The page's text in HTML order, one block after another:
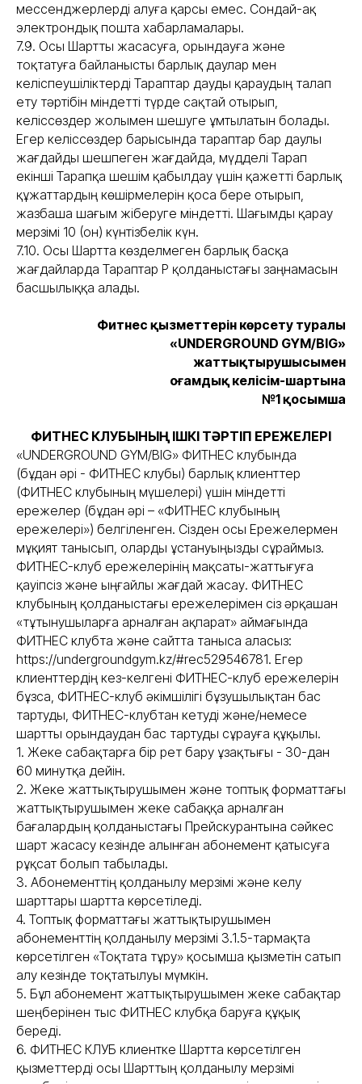
мессенджерлерді алуға қарсы емес. Сондай-ақ
электрондық пошта хабарламалары.
7.9. Осы Шартты жасасуға, орындауға және
тоқтатуға байланысты барлық даулар мен
келіспеушіліктерді Тараптар дауды қараудың талап
ету тәртібін міндетті түрде сақтай отырып,
келіссөздер жолымен шешуге ұмтылатын болады.
Егер келіссөздер барысында тараптар бар даулы
жағдайды шешпеген жағдайда, мүдделі Тарап
екінші Тарапқа шешім қабылдау үшін қажетті барлық
құжаттардың көшірмелерін қоса бере отырып,
жазбаша шағым жіберуге міндетті. Шағымды қарау
мерзімі 10 (он) күнтізбелік күн.
7.10. Осы Шартта көзделмеген барлық басқа
жағдайларда Тараптар ҚР қолданыстағы заңнамасын
басшылыққа алады.
Фитнес қызметтерін көрсету туралы
«UNDERGROUND GYM/BIG»
жаттықтырушысымен
Қоғамдық келісім-шартына
№1 қосымша
ФИТНЕС КЛУБЫНЫҢ ІШКІ ТӘРТІП ЕРЕЖЕЛЕРІ
«UNDERGROUND GYM/BIG» ФИТНЕС клубында
(бұдан әрі - ФИТНЕС клубы) барлық клиенттер
(ФИТНЕС клубының мүшелері) үшін міндетті
ережелер (бұдан әрі – «ФИТНЕС клубының
ережелері») белгіленген. Сізден осы Ережелермен
мұқият танысып, оларды ұстануыңызды сұраймыз.
ФИТНЕС-клуб ережелерінің мақсаты-жаттығуға
қауіпсіз және ыңғайлы жағдай жасау. ФИТНЕС
клубының қолданыстағы ережелерімен сіз әрқашан
«тұтынушыларға арналған ақпарат» аймағында
ФИТНЕС клубта және сайтта таныса аласыз:
https://undergroundgym.kz/#rec529546781. Егер
клиенттердің кез-келгені ФИТНЕС-клуб ережелерін
бұзса, ФИТНЕС-клуб әкімшілігі бұзушылықтан бас
тартуды, ФИТНЕС-клубтан кетуді және/немесе
шартты орындаудан бас тартуды сұрауға құқылы.
1. Жеке сабақтарға бір рет бару ұзақтығы - 30-дан
60 минутқа дейін.
2. Жеке жаттықтырушымен және топтық форматтағы
жаттықтырушымен жеке сабаққа арналған
бағалардың қолданыстағы Прейскурантына сәйкес
шарт жасасу кезінде алынған абонемент қатысуға
рұқсат болып табылады.
3. Абонементтің қолданылу мерзімі және келу
шарттары шартта көрсетіледі.
4. Топтық форматтағы жаттықтырушымен
абонементтің қолданылу мерзімі 3.1.5-тармақта
көрсетілген «Тоқтата тұру» қосымша қызметін сатып
алу кезінде тоқтатылуы мүмкін.
5. Бұл абонемент жаттықтырушымен жеке сабақтар
шеңберінен тыс ФИТНЕС клубқа баруға құқық
береді.
6. ФИТНЕС КЛУБ клиентке Шартта көрсетілген
қызметтерді осы Шарттың қолданылу мерзімі